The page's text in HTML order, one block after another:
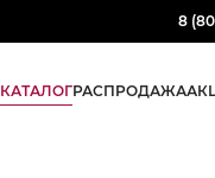
8
КАТАЛОГРАСПРОДАЖА